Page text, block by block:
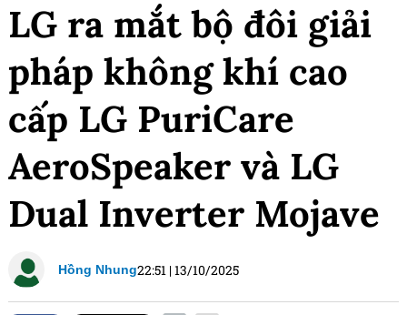
LG ra mắt bộ đôi giải
pháp không khí cao
cấp LG PuriCare
AeroSpeaker và LG
Dual Inverter Mojave
Hồng Nhung22:51 |13/10/2025